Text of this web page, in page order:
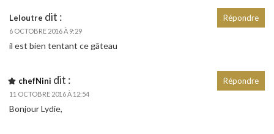
Leloutre dit :
6 OCTOBRE 2016 À 9:29
il est bien tentant ce gâteau
Répondre
chefNini dit :
11 OCTOBRE 2016 À 12:54
Bonjour Lydie,
Répondre